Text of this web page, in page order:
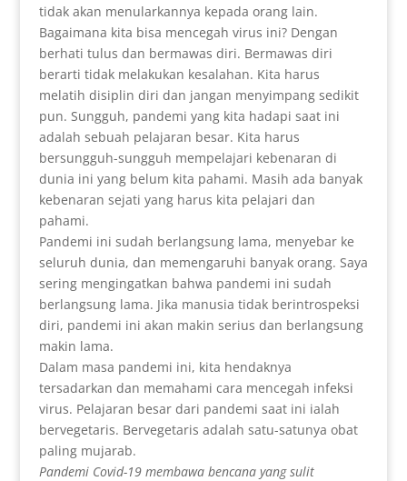
tidak akan menularkannya kepada orang lain.
Bagaimana kita bisa mencegah virus ini? Dengan
berhati tulus dan bermawas diri. Bermawas diri
berarti tidak melakukan kesalahan. Kita harus
melatih disiplin diri dan jangan menyimpang sedikit
pun. Sungguh, pandemi yang kita hadapi saat ini
adalah sebuah pelajaran besar. Kita harus
bersungguh-sungguh mempelajari kebenaran di
dunia ini yang belum kita pahami. Masih ada banyak
kebenaran sejati yang harus kita pelajari dan
pahami.
Pandemi ini sudah berlangsung lama, menyebar ke
seluruh dunia, dan memengaruhi banyak orang. Saya
sering mengingatkan bahwa pandemi ini sudah
berlangsung lama. Jika manusia tidak berintrospeksi
diri, pandemi ini akan makin serius dan berlangsung
makin lama.
Dalam masa pandemi ini, kita hendaknya
tersadarkan dan memahami cara mencegah infeksi
virus. Pelajaran besar dari pandemi saat ini ialah
bervegetaris. Bervegetaris adalah satu-satunya obat
paling mujarab.
Pandemi Covid-19 membawa bencana yang sulit